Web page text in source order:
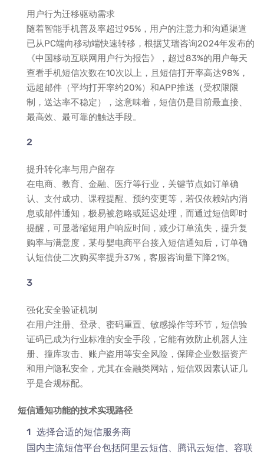
用户行为迁移驱动需求
随着智能手机普及率超过95%，用户的注意力和沟通渠道
已从PC端向移动端快速转移，根据艾瑞咨询2024年发布的
《中国移动互联网用户行为报告》，超过83%的用户每天
查看手机短信次数在10次以上，且短信打开率高达98%，
远超邮件（平均打开率约20%）和APP推送（受权限限
制，送达率不稳定），这意味着，短信仍是目前最直接、
最高效、最可靠的触达手段。
提升转化率与用户留存
在电商、教育、金融、医疗等行业，关键节点如订单确
认、支付成功、课程提醒、预约变更等，若仅依赖站内消
息或邮件通知，极易被忽略或延迟处理，而通过短信即时
提醒，可显著缩短用户响应时间，减少订单流失，提升复
购率与满意度，某母婴电商平台接入短信通知后，订单确
认短信使二次购买率提升37%，客服咨询量下降21%。
强化安全验证机制
在用户注册、登录、密码重置、敏感操作等环节，短信验
证码已成为行业标准的安全手段，它能有效防止机器人注
册、撞库攻击、账户盗用等安全风险，保障企业数据资产
和用户隐私安全，尤其在金融类网站，短信双因素认证几
乎是合规标配。
短信通知功能的技术实现路径
选择合适的短信服务商
国内主流短信平台包括阿里云短信、腾讯云短信、容联